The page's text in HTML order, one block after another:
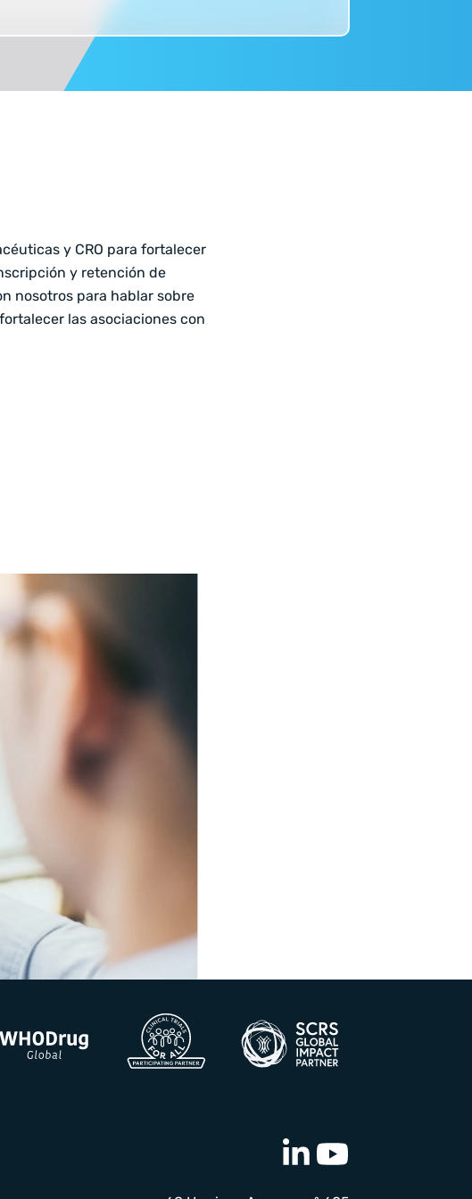
y CRO para fortalecer
y retención de
nosotros para hablar sobre
las asociaciones con